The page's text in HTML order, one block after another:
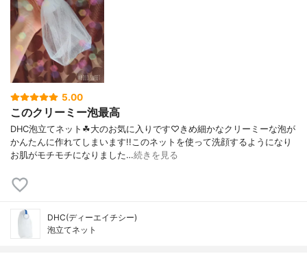
5.00
このクリーミー泡最高
DHC泡立てネット☘︎大のお気に入りです♡きめ細かなクリーミーな泡が
かんたんに作れてしまいます!!このネットを使って洗顔するようになり
お肌がモチモチになりました…続きを見る
DHC(ディーエイチシー)
泡立てネット